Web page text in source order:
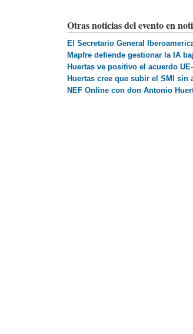
Otras noticias del evento en
El Secretario General
Mapfre defiende gestionar la IA
Huertas ve positivo el acuerdo
Huertas cree que subir el SMI sin
NEF Online con don Antonio